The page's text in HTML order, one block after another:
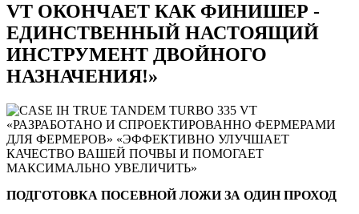
VT ОКОНЧАЕТ КАК ФИНИШЕР -
ЕДИНСТВЕННЫЙ НАСТОЯЩИЙ
ИНСТРУМЕНТ ДВОЙНОГО
НАЗНАЧЕНИЯ!»
ПОДГОТОВКА ПОСЕВНОЙ ЛОЖИ ЗА ОДИН ПРОХОД